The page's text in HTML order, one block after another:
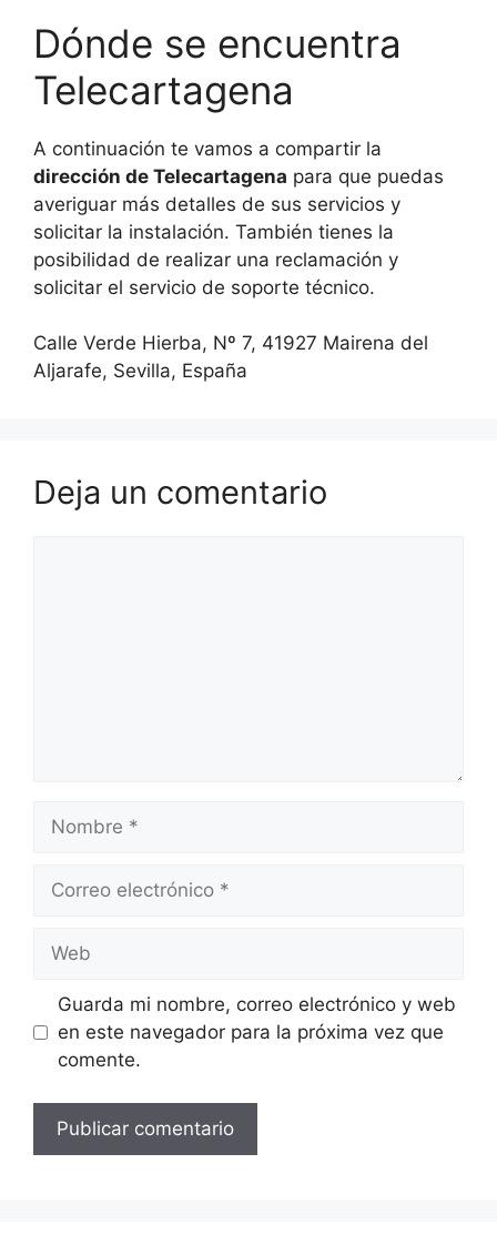
Dónde se encuentra
Telecartagena
A continuación te vamos a compartir la
dirección de Telecartagena para que puedas
averiguar más detalles de sus servicios y
solicitar la instalación. También tienes la
posibilidad de realizar una reclamación y
solicitar el servicio de soporte técnico.
Calle Verde Hierba, Nº 7, 41927 Mairena del
Aljarafe, Sevilla, España
Deja un comentario
Nombre
Correo
Web
Guarda mi nombre, correo electrónico y web
en este navegador para la próxima vez que
comente.